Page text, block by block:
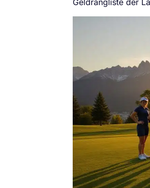
Geldrangliste der